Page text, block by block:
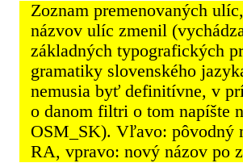
Zoznam premenovaných
názvov ulíc zmenil
základných typografických
gramatiky slovenského
nemusia byť definitívne, v
o danom filtri o tom napíšte
OSM_SK). Vľavo: pôvodný
RA, vpravo: nový názov po